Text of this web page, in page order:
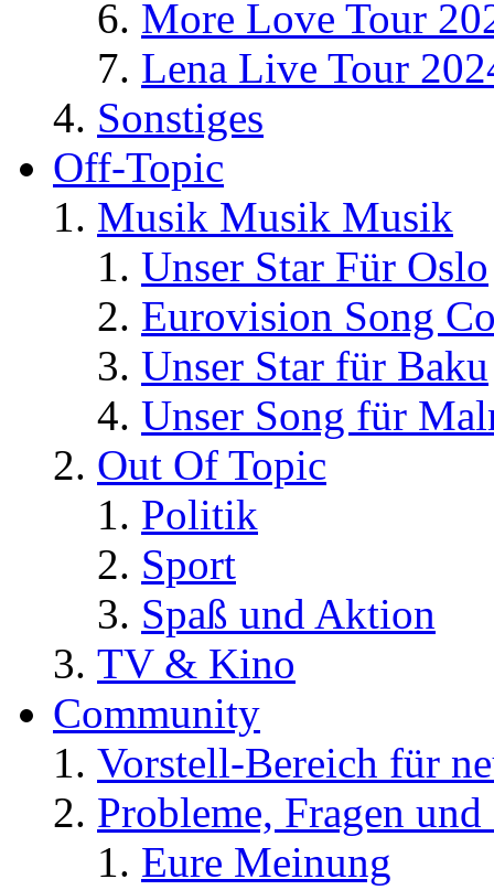
More Love Tour
Lena Live Tour
Sonstiges
Off-Topic
Musik Musik Musik
Unser Star Für Oslo
Eurovision Song
Unser Star für Baku
Unser Song für
Out Of Topic
Politik
Sport
Spaß und Aktion
TV & Kino
Community
Vorstell-Bereich für
Probleme, Fragen
Eure Meinung